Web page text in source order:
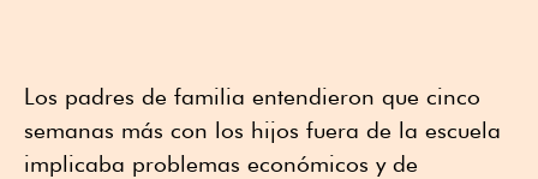
Los padres de familia entendieron que cinco
semanas más con los hijos fuera de la escuela
implicaba problemas económicos y de